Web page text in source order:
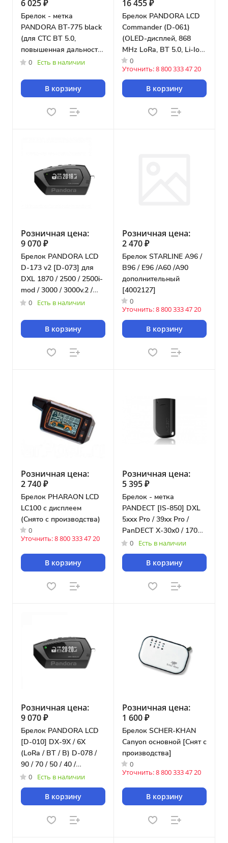
6 025 ₽
Брелок - метка
PANDORA BT-775 black
(для СТС BT 5.0,
повышенная дальность
работы, акселерометр,
0 Есть в наличии
В корзину
16 455 ₽
Брелок PANDORA LCD
Commander (D-061)
(OLED-дисплей, 868
MHz LoRa, BT 5.0, Li-Ion
400 мА/ч, USB-C +
беспроводная зарядка,
выключение по
таймеру)
0
Уточнить: 8 800 333 47 20
В корзину
Розничная цена:
9 070 ₽
Брелок PANDORA LCD
D-173 v2 [D-073] для
DXL 1870 / 2500 / 2500i-
mod / 3000 / 3000v.2 /
3100 / 3170 / 3300 i-mod
3250 / 3290
0 Есть в наличии
В корзину
Розничная цена:
2 470 ₽
Брелок STARLINE A96 /
B96 / E96 /A60 /A90
дополнительный
[4002127]
0
Уточнить: 8 800 333 47 20
В корзину
Розничная цена:
2 740 ₽
Брелок PHARAON LCD
LC100 с дисплеем
(Снято с производства)
0
Уточнить: 8 800 333 47 20
В корзину
Розничная цена:
5 395 ₽
Брелок - метка
PANDECT [IS-850] DXL
5xxx Pro / 39xx Pro /
PanDECT X-30x0 / 1700
[8038]
0 Есть в наличии
В корзину
Розничная цена:
9 070 ₽
Брелок PANDORA LCD
[D-010] DX-9X / 6X
(LoRa / BT / B) D-078 /
90 / 70 / 50 / 40 /
PanDECT X-31x0 / X-
30x0 [33271]
0 Есть в наличии
В корзину
Розничная цена:
1 600 ₽
Брелок SCHER-KHAN
Canyon основной [Снят с
производства]
0
Уточнить: 8 800 333 47 20
В корзину